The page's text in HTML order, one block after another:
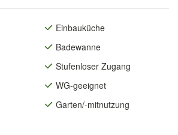
Einbauküche
Badewanne
Stufenloser Zugang
WG-geeignet
Garten/-mitnutzung